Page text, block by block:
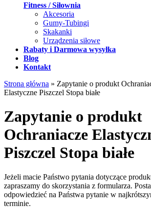
Fitness / Siłownia
Akcesoria
Gumy-Tubingi
Skakanki
Urządzenia siłowe
Rabaty i Darmowa wysyłka
Blog
Kontakt
Strona główna » Zapytanie o produkt
Elastyczne Piszczel Stopa białe
Zapytanie o produkt
Ochraniacze
Piszczel Stopa białe
Jeżeli macie Państwo pytania dotyczące
zapraszamy do skorzystania z formularza.
odpowiedzieć na Państwa pytanie w
terminie.